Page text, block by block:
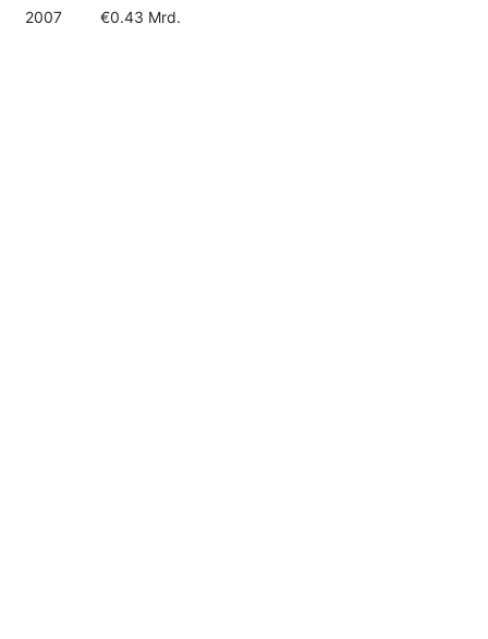
2007 €0.43 Mrd.